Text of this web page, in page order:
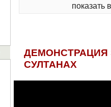
показать
ДЕМОНСТРАЦИЯ
СУЛТАНАХ